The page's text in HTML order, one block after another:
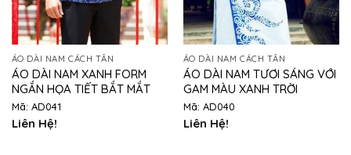
ÁO DÀI NAM CÁCH TÂN
ÁO DÀI NAM XANH FORM
NGẮN HỌA TIẾT BẮT MẮT
Mã: AD041
Liên Hệ!
ÁO DÀI NAM CÁCH TÂN
ÁO DÀI NAM TƯƠI SÁNG VỚI
GAM MÀU XANH TRỜI
Mã: AD040
Liên Hệ!